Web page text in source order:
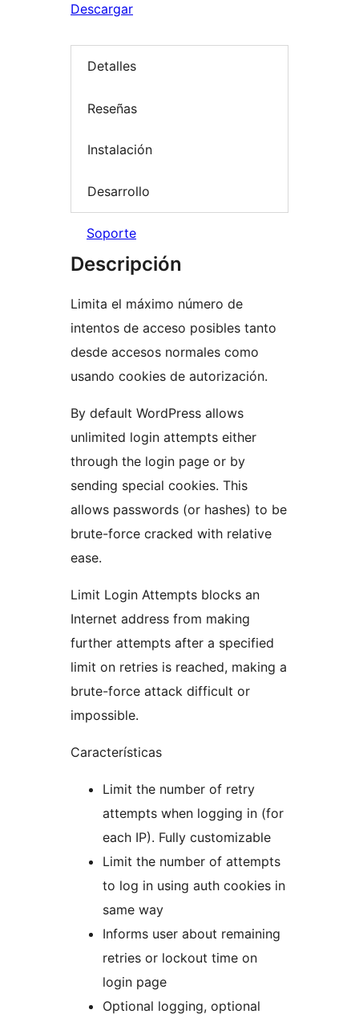
Descargar
Detalles
Reseñas
Instalación
Desarrollo
Soporte
Descripción
Limita el máximo número de
intentos de acceso posibles tanto
desde accesos normales como
usando cookies de autorización.
By default WordPress allows
unlimited login attempts either
through the login page or by
sending special cookies. This
allows passwords (or hashes) to be
brute-force cracked with relative
ease.
Limit Login Attempts blocks an
Internet address from making
further attempts after a specified
limit on retries is reached, making a
brute-force attack difficult or
impossible.
Características
Limit the number of retry
attempts when logging in (for
each IP). Fully customizable
Limit the number of attempts
to log in using auth cookies in
same way
Informs user about remaining
retries or lockout time on
login page
Optional logging, optional